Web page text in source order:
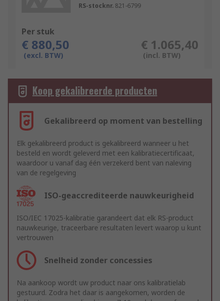
RS-stocknr. 821-6799
Per stuk
€ 880,50
(excl. BTW)
€ 1.065,40
(incl. BTW)
Koop gekalibreerde producten
Gekalibreerd op moment van bestelling
Elk gekalibreerd product is gekalibreerd wanneer u het
besteld en wordt geleverd met een kalibratiecertificaat,
waardoor u vanaf dag één verzekerd bent van naleving
van de regelgeving
ISO-geaccrediteerde nauwkeurigheid
ISO/IEC 17025-kalibratie garandeert dat elk RS-product
nauwkeurige, traceerbare resultaten levert waarop u kunt
vertrouwen
Snelheid zonder concessies
Na aankoop wordt uw product naar ons kalibratielab
gestuurd. Zodra het daar is aangekomen, worden de